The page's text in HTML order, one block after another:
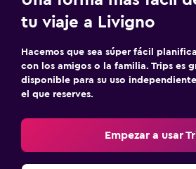
tu viaje a Livigno
Hacemos que sea súper fácil
con los amigos o la familia. Trips es
disponible para su uso
el que reserves.
Empezar a usar